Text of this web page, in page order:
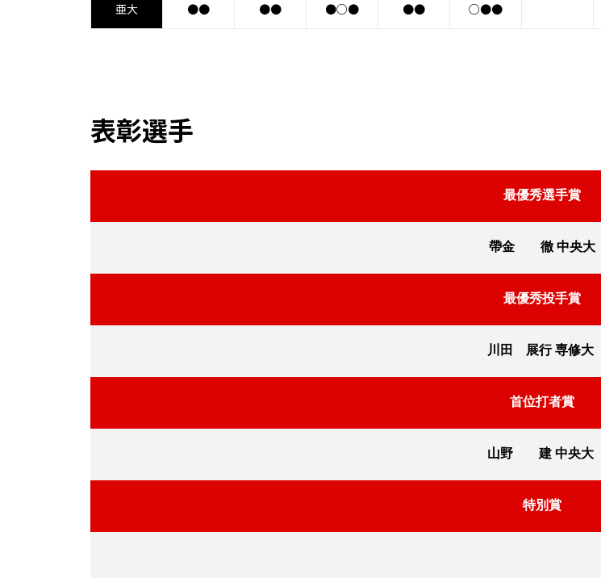
亜大 ●● ●● ●○● ●● ○●●
表彰選手
最優秀選手賞
帶金 徹 中央大
最優秀投手賞
川田 展行 専修大
首位打者賞
山野 建 中央大
特別賞